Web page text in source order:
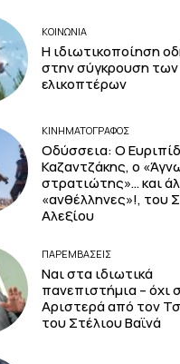
ΚΟΙΝΩΝΙΑ
Η ιδιωτικοποίηση
στην σύγκρουση των
ελικοπτέρων
ΚΙΝΗΜΑΤΟΓΡΆΦΟΣ
Οδύσσεια: Ο
Καζαντζάκης, ο
στρατιώτης»… και
«ανθέλληνες»!, του
Αλεξίου
ΠΑΡΕΜΒΑΣΕΙΣ
Ναι στα ιδιωτικά
πανεπιστήμια – όχι
Αριστερά από τον
του Στέλιου Βαϊνά